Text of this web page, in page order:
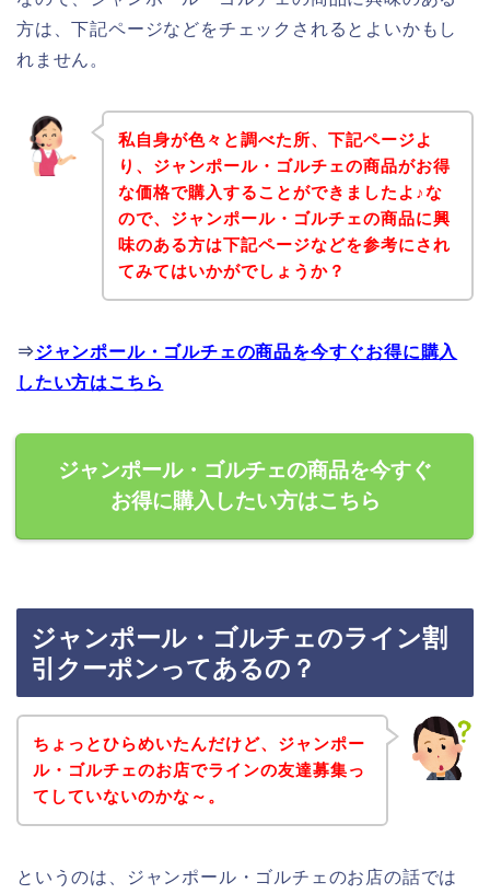
方は、下記ページなどをチェックされるとよいかもし
れません。
私自身が色々と調べた所、下記ページよ
り、ジャンポール・ゴルチェの商品がお得
な価格で購入することができましたよ♪な
ので、ジャンポール・ゴルチェの商品に興
味のある方は下記ページなどを参考にされ
てみてはいかがでしょうか？
⇒ジャンポール・ゴルチェの商品を今すぐお得に購入
したい方はこちら
ジャンポール・ゴルチェの商品を今すぐ
お得に購入したい方はこちら
ジャンポール・ゴルチェのライン割
引クーポンってあるの？
ちょっとひらめいたんだけど、ジャンポー
ル・ゴルチェのお店でラインの友達募集っ
てしていないのかな～。
というのは、ジャンポール・ゴルチェのお店の話では